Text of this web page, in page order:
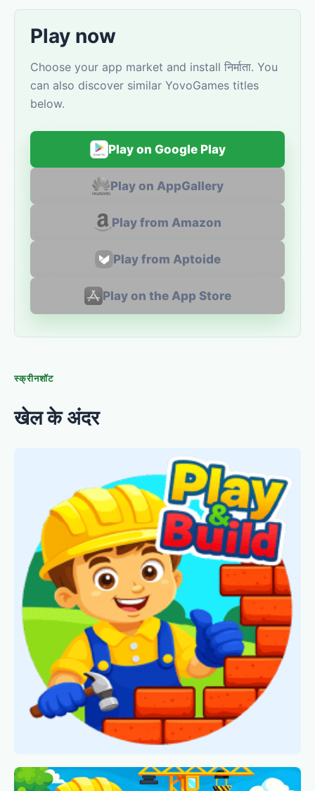
Play now
Choose your app market and install निर्माता. You
can also discover similar YovoGames titles
below.
Play on Google Play
Play on AppGallery
Play from Amazon
Play from Aptoide
Play on the App Store
स्क्रीनशॉट
खेल के अंदर